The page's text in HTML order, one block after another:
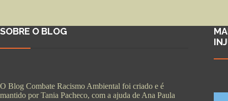
SOBRE O BLOG
O Blog Combate Racismo Ambiental foi criado e é
mantido por Tania Pacheco, com a ajuda de Ana Paula